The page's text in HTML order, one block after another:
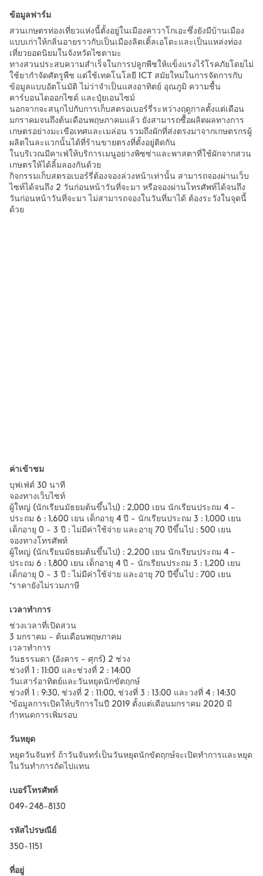
ข้อมูลฟาร์ม
สวนเกษตรท่องเที่ยวแห่งนี้ตั้งอยู่ในเมืองคาวาโกเอะซึ่งยังมีบ้านเมือง
แบบเก่าให้กลิ่นอายราวกับเป็นเมืองลิตเติ้ลเอโดะและเป็นแหล่งท่อง
เที่ยวยอดนิยมในจังหวัดไซตามะ
ทางสวนประสบความสำเร็จในการปลูกพืชให้แข็งแรงไร้โรคภัยโดยไม่
ใช้ยากำจัดศัตรูพืช แต่ใช้เทคโนโลยี ICT สมัยใหม่ในการจัดการกับ
ข้อมูลแบบอัตโนมัติ ไม่ว่าจำเป็นแสงอาทิตย์ อุณภูมิ ความชื้น
คาร์บอนไดออกไซด์ และปุ๋ยเอนไซม์
นอกจากจะสนุกไปกับการเก็บสตรอเบอร์รี่ระหว่างฤดูกาลตั้งแต่เดือน
มกราคมจนถึงต้นเดือนพฤษภาคมแล้ว ยังสามารถซื้อผลิตผลทางการ
เกษตรอย่างมะเขือเทศและเมล่อน รวมถึงผักที่ส่งตรงมาจากเกษตรกรผู้
ผลิตในละแวกนั้นได้ที่ร้านขายตรงที่ตั้งอยู่ติดกัน
ในบริเวณมีคาเฟ่ให้บริการเมนูอย่างพิซซ่าและพาสตาที่ใช้ผักจากสวน
เกษตรให้ได้ลิ้มลองกันด้วย
กิจกรรมเก็บสตรอเบอร์รี่ต้องจองล่วงหน้าเท่านั้น สามารถจองผ่านเว็บ
ไซท์ได้จนถึง 2 วันก่อนหน้าวันที่จะมา หรือจองผ่านโทรศัพท์ได้จนถึง
วันก่อนหน้าวันที่จะมา ไม่สามารถจองในวันที่มาได้ ต้องระวังในจุดนี้
ด้วย
ค่าเข้าชม
บุฟเฟ่ต์ 30 นาที
จองทางเว็บไซท์
ผู้ใหญ่ (นักเรียนมัธยมต้นขึ้นไป) : 2,000 เยน นักเรียนประถม 4 -
ประถม 6 : 1,600 เยน เด็กอายุ 4 ปี - นักเรียนประถม 3 : 1,000 เยน
เด็กอายุ 0 - 3 ปี : ไม่มีค่าใช้จ่าย และอายุ 70 ปีขึ้นไป : 500 เยน
จองทางโทรศัพท์
ผู้ใหญ่ (นักเรียนมัธยมต้นขึ้นไป) : 2,200 เยน นักเรียนประถม 4 -
ประถม 6 : 1,800 เยน เด็กอายุ 4 ปี - นักเรียนประถม 3 : 1,200 เยน
เด็กอายุ 0 - 3 ปี : ไม่มีค่าใช้จ่าย และอายุ 70 ปีขึ้นไป : 700 เยน
*ราคายังไม่รวมภาษี
เวลาทำการ
ช่วงเวลาที่เปิดสวน
3 มกราคม - ต้นเดือนพฤษภาคม
เวลาทำการ
วันธรรมดา (อังคาร - ศุกร์) 2 ช่วง
ช่วงที่ 1 : 11:00 และช่วงที่ 2 : 14:00
วันเสาร์อาทิตย์และวันหยุดนักขัตฤกษ์
ช่วงที่ 1 : 9:30, ช่วงที่ 2 : 11:00, ช่วงที่ 3 : 13:00 และวงที่ 4 : 14:30
*ข้อมูลการเปิดให้บริการในปี 2019 ตั้งแต่เดือนมกราคม 2020 มี
กำหนดการเพิ่มรอบ
วันหยุด
หยุดวันจันทร์ ถ้าวันจันทร์เป็นวันหยุดนักขัตฤกษ์จะเปิดทำการและหยุด
ในวันทำการถัดไปแทน
เบอร์โทรศัพท์
049-248-8130
รหัสไปรษณีย์
350-1151
ที่อยู่